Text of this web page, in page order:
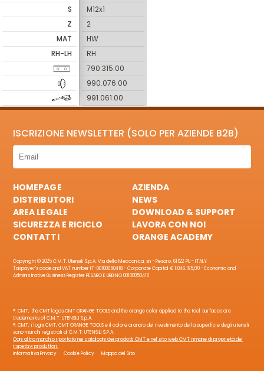
S
Z
MAT
RH-LH
M12x1
2
HW
RH
790.315.00
990.076.00
991.061.00
ISCRIZIONE NEWSLETTER (SOLO PER AZIENDE B2B)
HOMEPAGE
AZIENDA
DISTRIBUTORI
NEWS
AREA LEGALE
DOWNLOAD & SUPPORT
SICUREZZA E RICICLO
LAVORA CON NOI
CONTATTI
ORANGE ACADEMY
Copyright © 2025 C.M.T. Utensili S.p.A. Via della Meccanica, sn - Pesaro, 61122 PU - ITALY
Taxpayer's code and VAT number IT-00100050418 - Corporate Capital € 1.046.195,00 - Economic and
Administrative Business Register PESARO E URBINO 00100050418
®: CMT, the CMT logos,CMT ORANGE TOOLS and the orange color applied to the tool surfaces are
trademarks of C.M.T. UTENSILI S.p.A.
®: CMT, i loghi CMT, CMT ORANGE TOOLS e il colore arancio del rivestimento della superficie degli utensili
sono marchi registrati di C.M.T. UTENSILI S.P.A.
Ogni altro marchio riportato nei cataloghi dei prodotti CMT e nel sito web CMT rimane di proprietà dei
rispettivi produttori.
Informativa Privacy
Cookie Policy Mappa del Sito